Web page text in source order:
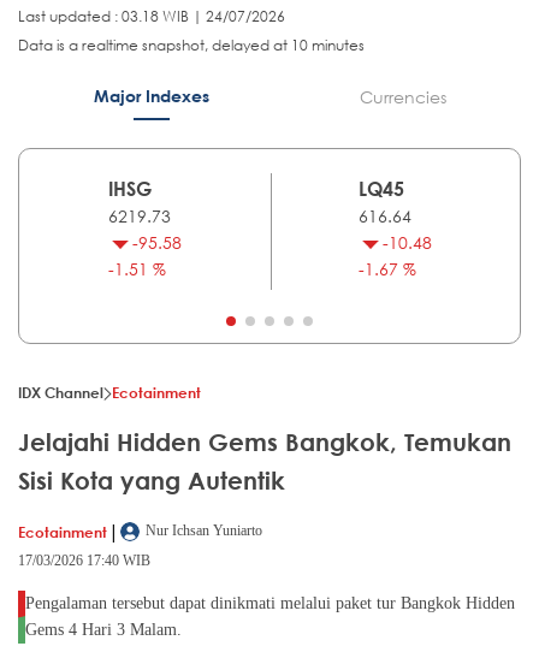
Last updated : 03.18 WIB | 24/07/2026
Data is a realtime snapshot, delayed at 10 minutes
Major Indexes Currencies
IHSG
6219.73
-95.58
-1.51 %
LQ45
616.64
-10.48
-1.67 %
IDX Channel Ecotainment
Jelajahi Hidden Gems Bangkok, Temukan
Sisi Kota yang Autentik
Ecotainment |
Nur Ichsan Yuniarto
17/03/2026 17:40 WIB
Pengalaman tersebut dapat dinikmati melalui paket tur Bangkok Hidden
Gems 4 Hari 3 Malam.